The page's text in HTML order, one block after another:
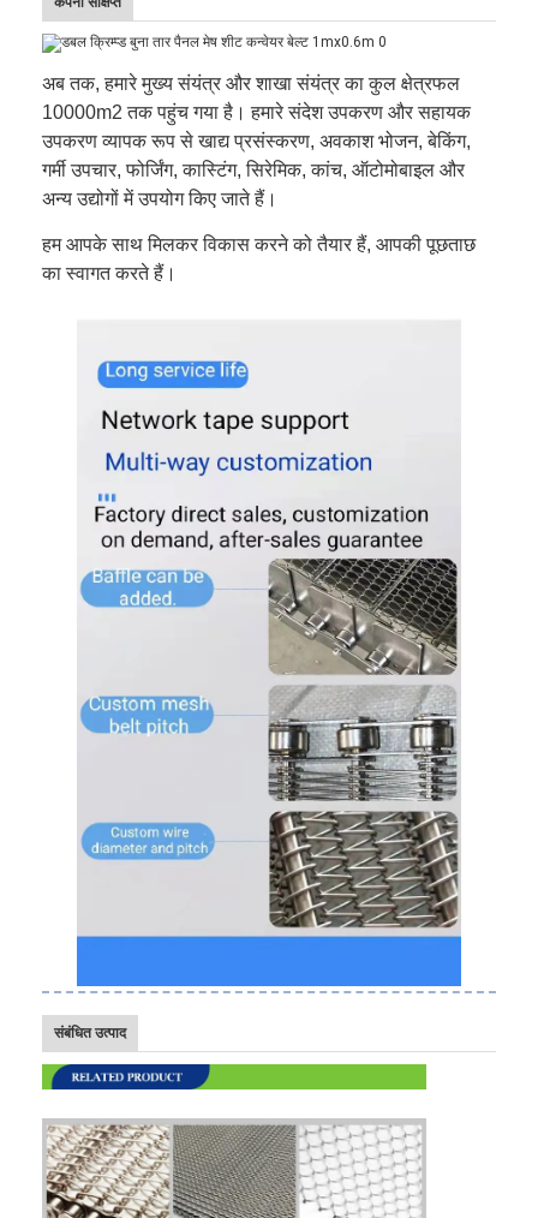
उत्पाद
हमसे संपर्क करें
समाचार
सभी मामलों
अब तक, हमारे मुख्य संयंत्र और शाखा संयंत्र का कुल क्षेत्रफल
10000m2 तक पहुंच गया है। हमारे संदेश उपकरण और सहायक
उपकरण व्यापक रूप से खाद्य प्रसंस्करण, अवकाश भोजन, बेकिंग,
गर्मी उपचार, फोर्जिंग, कास्टिंग, सिरेमिक, कांच, ऑटोमोबाइल और
अन्य उद्योगों में उपयोग किए जाते हैं।
हम आपके साथ मिलकर विकास करने को तैयार हैं, आपकी पूछताछ
का स्वागत करते हैं।
संबंधित उत्पाद